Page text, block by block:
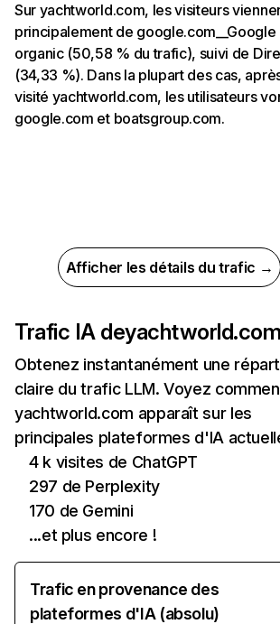
Sur yachtworld.com, les visiteurs
principalement de google.com__Google
organic (50,58 % du trafic), suivi de
(34,33 %). Dans la plupart des cas,
visité yachtworld.com, les utilisateurs
google.com et boatsgroup.com.
Afficher les détails du trafic →
Trafic IA de
Obtenez instantanément une
claire du trafic LLM. Voyez
yachtworld.com apparaît sur les
principales plateformes d'IA
4 k visites de ChatGPT
297 de Perplexity
170 de Gemini
...et plus encore !
Trafic en provenance des
plateformes d'IA (absolu)